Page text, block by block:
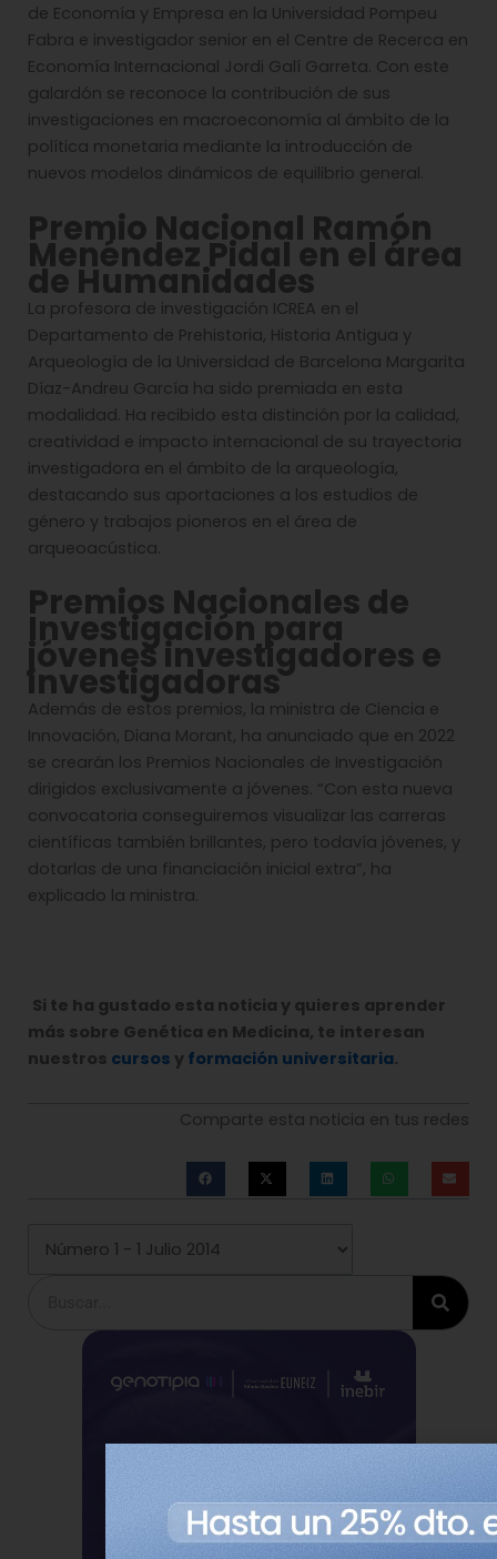
de Economía y Empresa en la Universidad Pompeu
Fabra e investigador senior en el Centre de Recerca en
Economía Internacional Jordi Galí Garreta. Con este
galardón se reconoce la contribución de sus
investigaciones en macroeconomía al ámbito de la
política monetaria mediante la introducción de
nuevos modelos dinámicos de equilibrio general.
Premio Nacional Ramón
Menéndez Pidal en el área
de Humanidades
La profesora de investigación ICREA en el
Departamento de Prehistoria, Historia Antigua y
Arqueología de la Universidad de Barcelona Margarita
Díaz-Andreu García ha sido premiada en esta
modalidad. Ha recibido esta distinción por la calidad,
creatividad e impacto internacional de su trayectoria
investigadora en el ámbito de la arqueología,
destacando sus aportaciones a los estudios de
género y trabajos pioneros en el área de
arqueoacústica.
Premios Nacionales de
Investigación para
jóvenes investigadores e
investigadoras
Además de estos premios, la ministra de Ciencia e
Innovación, Diana Morant, ha anunciado que en 2022
se crearán los Premios Nacionales de Investigación
dirigidos exclusivamente a jóvenes. “Con esta nueva
convocatoria conseguiremos visualizar las carreras
científicas también brillantes, pero todavía jóvenes, y
dotarlas de una financiación inicial extra”, ha
explicado la ministra.
Si te ha gustado esta noticia y quieres aprender
más sobre Genética en Medicina, te interesan
nuestros cursos y formación universitaria.
Comparte esta noticia en tus redes